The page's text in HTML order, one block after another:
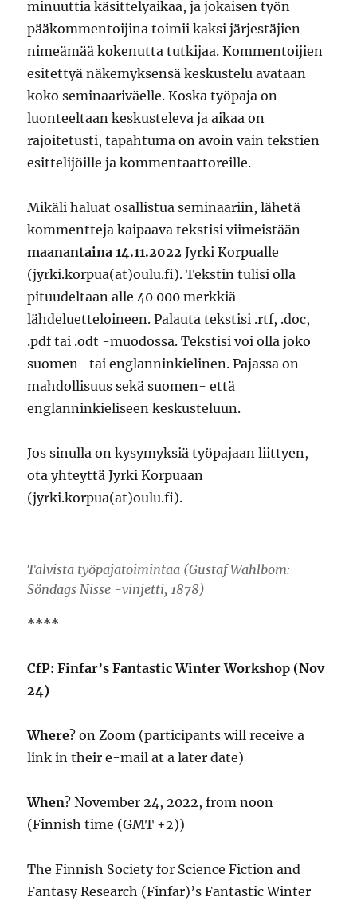
minuuttia käsittelyaikaa, ja jokaisen työn
pääkommentoijina toimii kaksi järjestäjien
nimeämää kokenutta tutkijaa. Kommentoijien
esitettyä näkemyksensä keskustelu avataan
koko seminaariväelle. Koska työpaja on
luonteeltaan keskusteleva ja aikaa on
rajoitetusti, tapahtuma on avoin vain tekstien
esittelijöille ja kommentaattoreille.
Mikäli haluat osallistua seminaariin, lähetä
kommentteja kaipaava tekstisi viimeistään
maanantaina 14.11.2022 Jyrki Korpualle
(jyrki.korpua(at)oulu.fi). Tekstin tulisi olla
pituudeltaan alle 40 000 merkkiä
lähdeluetteloineen. Palauta tekstisi .rtf, .doc,
.pdf tai .odt -muodossa. Tekstisi voi olla joko
suomen- tai englanninkielinen. Pajassa on
mahdollisuus sekä suomen- että
englanninkieliseen keskusteluun.
Jos sinulla on kysymyksiä työpajaan liittyen,
ota yhteyttä Jyrki Korpuaan
(jyrki.korpua(at)oulu.fi).
Talvista työpajatoimintaa (Gustaf Wahlbom:
Söndags Nisse -vinjetti, 1878)
****
CfP: Finfar’s Fantastic Winter Workshop (Nov
24)
Where? on Zoom (participants will receive a
link in their e-mail at a later date)
When? November 24, 2022, from noon
(Finnish time (GMT +2))
The Finnish Society for Science Fiction and
Fantasy Research (Finfar)’s Fantastic Winter